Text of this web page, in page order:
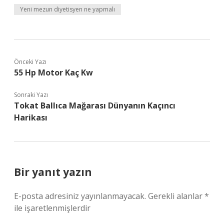
Yeni mezun diyetisyen ne yapmalı
Önceki Yazı
55 Hp Motor Kaç Kw
Sonraki Yazı
Tokat Ballıca Mağarası Dünyanın Kaçıncı
Harikası
Bir yanıt yazın
E-posta adresiniz yayınlanmayacak. Gerekli alanlar*
ile işaretlenmişlerdir